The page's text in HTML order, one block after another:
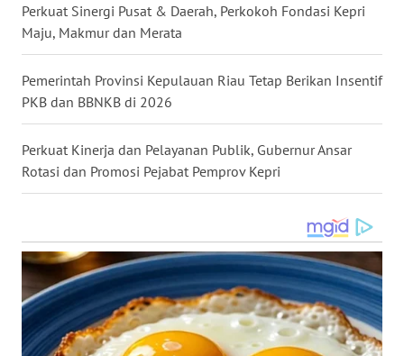
Perkuat Sinergi Pusat & Daerah, Perkokoh Fondasi Kepri
Maju, Makmur dan Merata
Pemerintah Provinsi Kepulauan Riau Tetap Berikan Insentif
PKB dan BBNKB di 2026
Perkuat Kinerja dan Pelayanan Publik, Gubernur Ansar
Rotasi dan Promosi Pejabat Pemprov Kepri
WN
WN
DANAU
TOBA
WN
NIAS
WN
LANGKAT